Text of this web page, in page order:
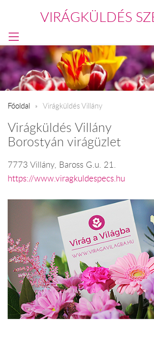
VIRÁGKÜLDÉS
Főoldal Virágküldés Villány
Virágküldés Villány
Borostyán virágüzlet
7773 Villány, Baross G.u. 21.
https://www.viragkuldespecs.hu